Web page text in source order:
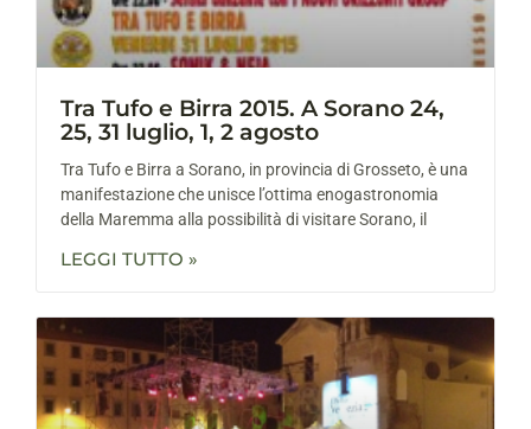
Tra Tufo e Birra 2015. A Sorano 24,
25, 31 luglio, 1, 2 agosto
Tra Tufo e Birra a Sorano, in provincia di Grosseto, è una
manifestazione che unisce l’ottima enogastronomia
della Maremma alla possibilità di visitare Sorano, il
LEGGI TUTTO »